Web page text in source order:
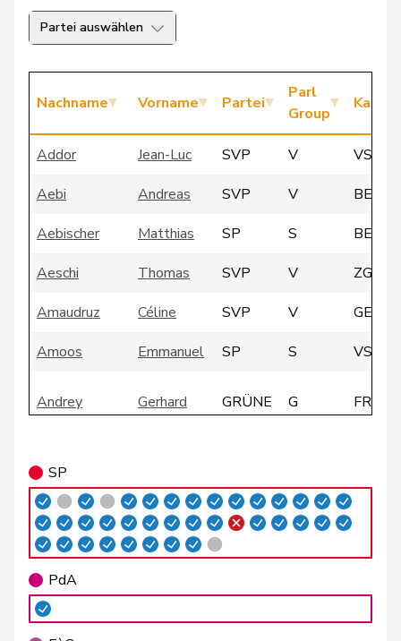
Partei auswählen
Nachname Vorname Partei
Parl
Group
Addor Jean-Luc SVP V
VS
Aebi
Andreas SVP V
BE
Aebischer
Matthias SP S
BE
Aeschi
Thomas SVP V
ZG
Amaudruz
Céline SVP V
GE
Amoos
Emmanuel SP S VS
Andrey Gerhard GRÜNE G FR
Badertscher
Christine GRÜNE G BE
Badran Jacqueline
Barrile Angelo SP S
ZH
SP
PdA